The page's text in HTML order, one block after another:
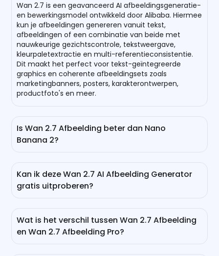
Wan 2.7 is een geavanceerd AI afbeeldingsgeneratie-
en bewerkingsmodel ontwikkeld door Alibaba. Hiermee
kun je afbeeldingen genereren vanuit tekst,
afbeeldingen of een combinatie van beide met
nauwkeurige gezichtscontrole, tekstweergave,
kleurpaletextractie en multi-referentieconsistentie.
Dit maakt het perfect voor tekst-geïntegreerde
graphics en coherente afbeeldingsets zoals
marketingbanners, posters, karakterontwerpen,
productfoto's en meer.
Is Wan 2.7 Afbeelding beter dan Nano
Banana 2?
2.7 Image Nano Banana 2. Echter, als het gaat om de
snelheid van afbeeldingsgeneratie, tekstweergave,
Kan ik deze Wan 2.7 AI Afbeelding Generator
gratis uitproberen?
Afbeeldingsmodel. Om meer gratis gebruik te
ontgrendelen, kun je inchecken, meer vrienden
Wat is het verschil tussen Wan 2.7 Afbeelding
en Wan 2.7 Afbeelding Pro?